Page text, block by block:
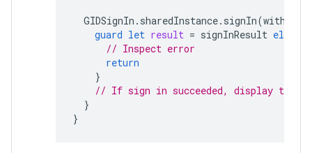
GIDSignIn . sharedInstance. signIn(
guard let result = signInResult else
// Inspect error
return
}
// If sign in succeeded, display the
}
}